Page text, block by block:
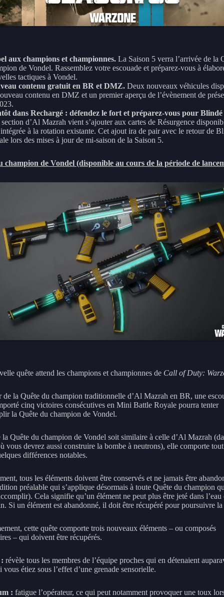
aux champions et championnes. La Saison 5 verra l’arrivée de la
de Vondel. Rassemblez votre escouade et préparez-vous à
tactiques à Vondel.
contenu gratuit en BR et DMZ. Deux nouveaux véhicules
contenu en DMZ et un premier aperçu de l’évènement de
dans Rechargé : défendez le fort et préparez-vous pour Blindé
d’Al Mazrah vient s’ajouter aux cartes de Résurgence
intégrée à la rotation existante. Cet ajout ira de pair avec le retour de
lors des mises à jour de mi-saison de la Saison 5.
champion de Vondel (disponible au cours de la période de
quête attend les champions et championnes de Call of Duty:
de la Quête du champion traditionnelle d’Al Mazrah en BR, une
cinq victoires consécutives en Mini Battle Royale pourra tenter
la Quête du champion de Vondel.
la Quête du champion de Vondel soit similaire à celle d’Al Mazrah
vous devrez aussi construire la bombe à neutrons), elle comporte
différences notables.
tous les éléments doivent être conservés et ne jamais être
préalable qui s’applique désormais à toute Quête du champion
Cela signifie qu’un élément ne peut plus être jeté dans l’eau
Si un élément est abandonné, il doit être récupéré pour poursuivre la
cette quête comporte trois nouveaux éléments – ou composés
– qui doivent être récupérés.
révèle tous les membres de l’équipe proches qui en détenaient
vous étiez sous l’effet d’une grenade sensorielle.
: fatigue l’opérateur, ce qui peut notamment provoquer une toux